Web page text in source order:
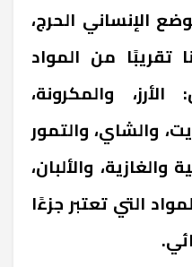
الإنساني الحرج،
إلى 3282 طنا تقريبًا من المواد
والمكرونة،
والشاي، والتمور
والغازية، والألبان،
التي تعتبر جزءًا